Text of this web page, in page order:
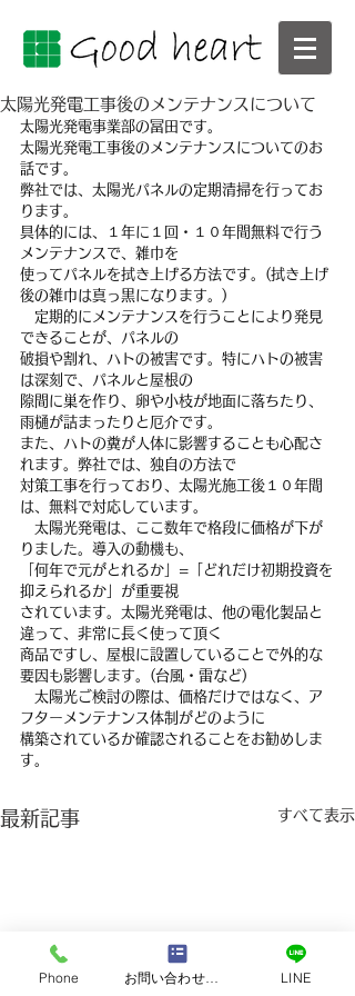
太陽光発電工事後のメンテナンスについて
太陽光発電事業部の冨田です。
太陽光発電工事後のメンテナンスについてのお
話です。
弊社では、太陽光パネルの定期清掃を行ってお
ります。
具体的には、１年に１回・１０年間無料で行う
メンテナンスで、雑巾を
使ってパネルを拭き上げる方法です。(拭き上げ
後の雑巾は真っ黒になります。)
定期的にメンテナンスを行うことにより発見
できることが、パネルの
破損や割れ、ハトの被害です。特にハトの被害
は深刻で、パネルと屋根の
隙間に巣を作り、卵や小枝が地面に落ちたり、
雨樋が詰まったりと厄介です。
また、ハトの糞が人体に影響することも心配さ
れます。弊社では、独自の方法で
対策工事を行っており、太陽光施工後１０年間
は、無料で対応しています。
太陽光発電は、ここ数年で格段に価格が下が
りました。導入の動機も、
「何年で元がとれるか」=「どれだけ初期投資を
抑えられるか」が重要視
されています。太陽光発電は、他の電化製品と
違って、非常に長く使って頂く
商品ですし、屋根に設置していることで外的な
要因も影響します。(台風・雷など)
太陽光ご検討の際は、価格だけではなく、ア
フターメンテナンス体制がどのように
構築されているか確認されることをお勧めしま
す。
最新記事 すべて表示
Phone お問い合わせフォーム LINE